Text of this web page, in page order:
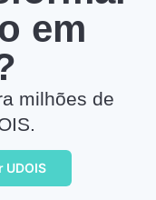
em
milhões de
UDOIS